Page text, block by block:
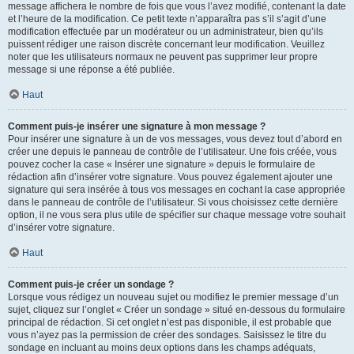
message affichera le nombre de fois que vous l’avez modifié, contenant la date
et l’heure de la modification. Ce petit texte n’apparaîtra pas s’il s’agit d’une
modification effectuée par un modérateur ou un administrateur, bien qu’ils
puissent rédiger une raison discrète concernant leur modification. Veuillez
noter que les utilisateurs normaux ne peuvent pas supprimer leur propre
message si une réponse a été publiée.
Haut
Comment puis-je insérer une signature à mon message ?
Pour insérer une signature à un de vos messages, vous devez tout d’abord en
créer une depuis le panneau de contrôle de l’utilisateur. Une fois créée, vous
pouvez cocher la case « Insérer une signature » depuis le formulaire de
rédaction afin d’insérer votre signature. Vous pouvez également ajouter une
signature qui sera insérée à tous vos messages en cochant la case appropriée
dans le panneau de contrôle de l’utilisateur. Si vous choisissez cette dernière
option, il ne vous sera plus utile de spécifier sur chaque message votre souhait
d’insérer votre signature.
Haut
Comment puis-je créer un sondage ?
Lorsque vous rédigez un nouveau sujet ou modifiez le premier message d’un
sujet, cliquez sur l’onglet « Créer un sondage » situé en-dessous du formulaire
principal de rédaction. Si cet onglet n’est pas disponible, il est probable que
vous n’ayez pas la permission de créer des sondages. Saisissez le titre du
sondage en incluant au moins deux options dans les champs adéquats,